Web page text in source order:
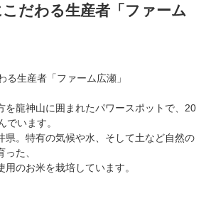
だわる生産者「ファーム
を龍神山に囲まれたパワースポットで、20
でいます。
県。特有の気候や水、そして土など自然の
た、
のお米を栽培しています。